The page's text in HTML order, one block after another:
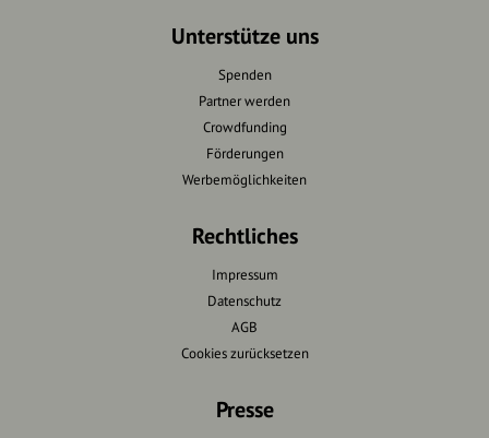
Unterstütze uns
Spenden
Partner werden
Crowdfunding
Förderungen
Werbemöglichkeiten
Rechtliches
Impressum
Datenschutz
AGB
Cookies zurücksetzen
Presse